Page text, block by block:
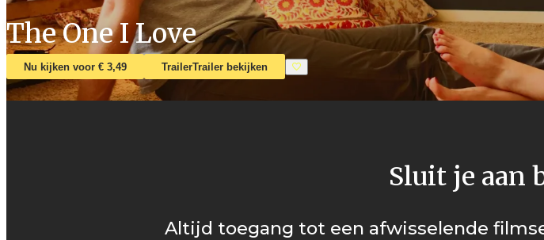
The One I Love
Nu kijken voor € 3,49 TrailerTrailer bekijken
Sluit je aan
Altijd toegang tot een afwisselende